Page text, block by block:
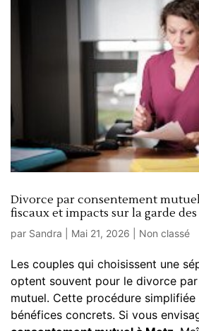
Divorce par consentement mutuel
fiscaux et impacts sur la garde
par Sandra Mai 21, 2026 Non classé
Les couples qui choisissent une
optent souvent pour le divorce
mutuel. Cette procédure
bénéfices concrets. Si vous